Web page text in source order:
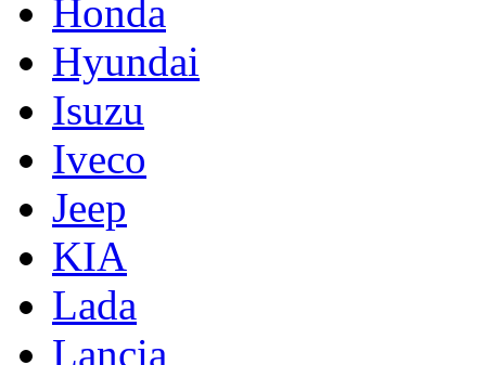
Honda
Hyundai
Isuzu
Iveco
Jeep
KIA
Lada
Lancia